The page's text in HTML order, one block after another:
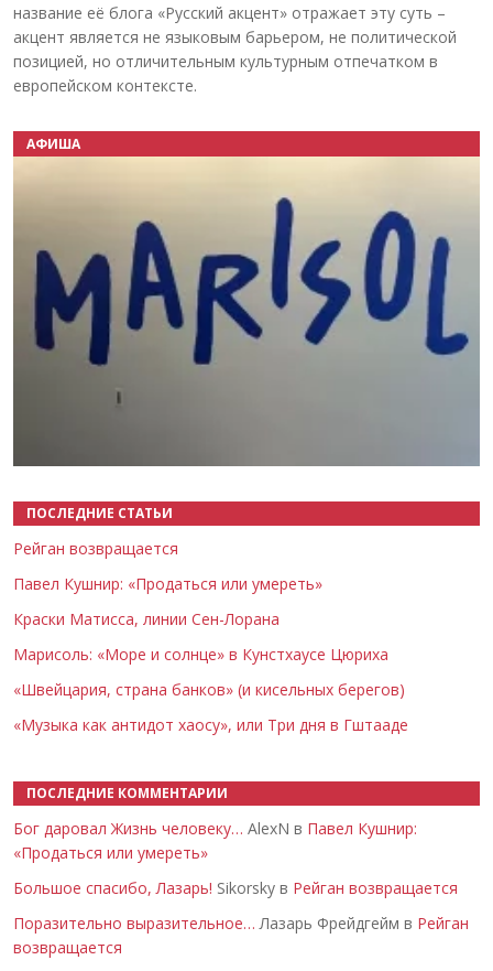
название её блога «Русский акцент» отражает эту суть –
акцент является не языковым барьером, не политической
позицией, но отличительным культурным отпечатком в
европейском контексте.
АФИША
ПОСЛЕДНИЕ СТАТЬИ
Рейган возвращается
Павел Кушнир: «Продаться или умереть»
Краски Матисса, линии Сен-Лорана
Марисоль: «Море и солнце» в Кунстхаусе Цюриха
«Швейцария, страна банков» (и кисельных берегов)
«Музыка как антидот хаосу», или Три дня в Гштааде
ПОСЛЕДНИЕ КОММЕНТАРИИ
Бог даровал Жизнь человеку… AlexN в Павел Кушнир:
«Продаться или умереть»
Большое спасибо, Лазарь! Sikorsky в Рейган возвращается
Поразительно выразительное… Лазарь Фрейдгейм в Рейган
возвращается